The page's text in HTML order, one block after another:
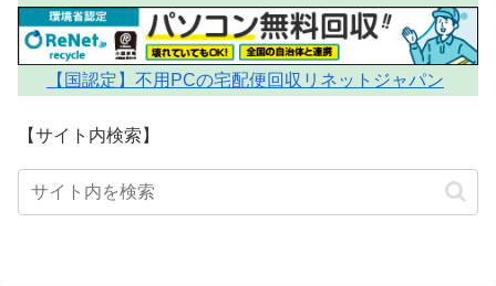
【国認定】不用PCの宅配便回収リネットジャパン
【サイト内検索】